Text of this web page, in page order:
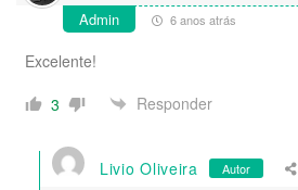
Admin 6 anos atrás
Excelente!
3
Responder
Livio Oliveira Autor